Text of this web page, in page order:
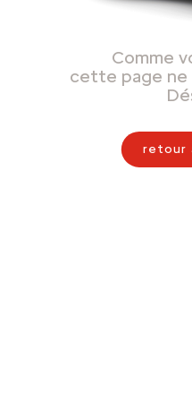
Comme
cette page ne
retour